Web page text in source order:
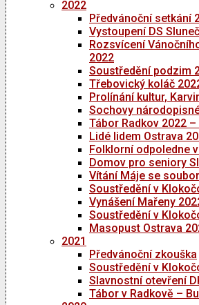
2022
Předvánoční setkání
Vystoupení DS
Rozsvícení
2022
Soustředění podzim
Třebovický koláč
Prolínání kultur,
Sochovy
Tábor Radkov 2022
Lidé lidem Ostrava
Folklorní odpoledne
Domov pro seniory
Vítání Máje se
Soustředění v
Vynášení Mařeny
Soustředění v
Masopust Ostrava
2021
Předvánoční zkouška
Soustředění v
Slavnostní otevření
Tábor v Radkově –